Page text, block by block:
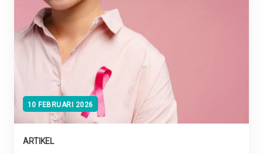
10 FEBRUARI 2026
ARTIKEL